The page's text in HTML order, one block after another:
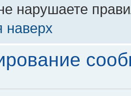
нарушаете
наверх